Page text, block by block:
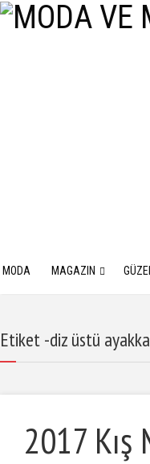
MODA MAGAZIN
Etiket -diz üstü
2017